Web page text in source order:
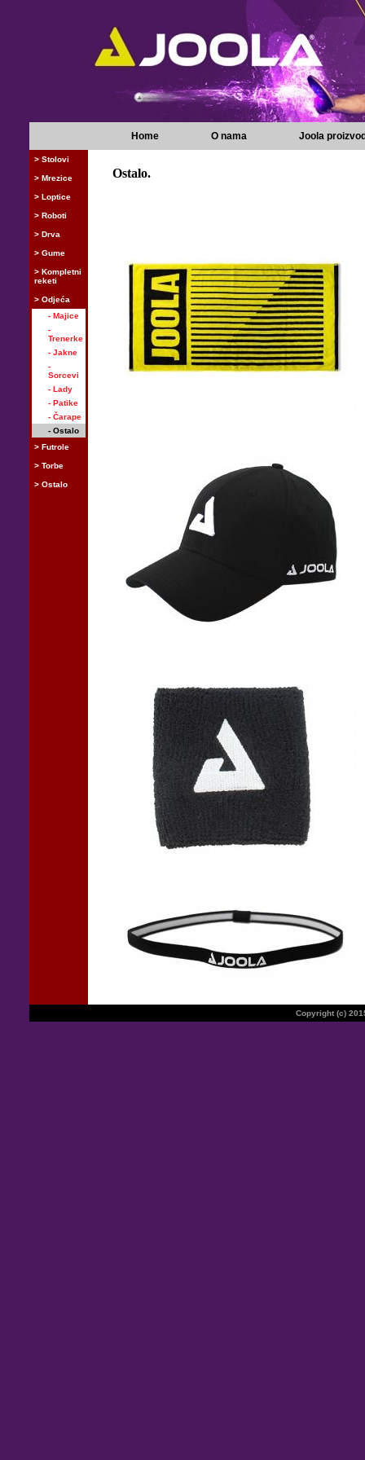
Home O nama Joola
> Stolovi
> Mrezice
> Loptice
> Roboti
> Drva
> Gume
> Kompletni
reketi
> Odjeća
- Majice
-
Trenerke
- Jakne
-
Sorcevi
- Lady
- Patike
- Čarape
- Ostalo
> Futrole
> Torbe
> Ostalo
Ostalo.
Copyright (c)